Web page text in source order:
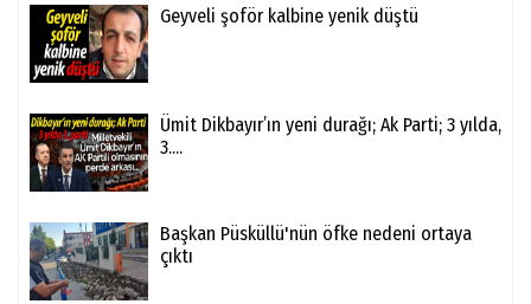
Geyveli şoför kalbine yenik düştü
Ümit Dikbayır’ın yeni durağı; Ak Parti; 3 yılda,
3....
Başkan Püsküllü'nün öfke nedeni ortaya
çıktı